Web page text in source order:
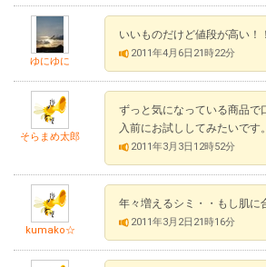
ゆにゆに
いいものだけど値段が高い！
2011年4月6日21時22分
そらまめ太郎
ずっと気になっている商品
入前にお試ししてみたいです。
2011年3月3日12時52分
kumako☆
年々増えるシミ・・もし肌に
2011年3月2日21時16分